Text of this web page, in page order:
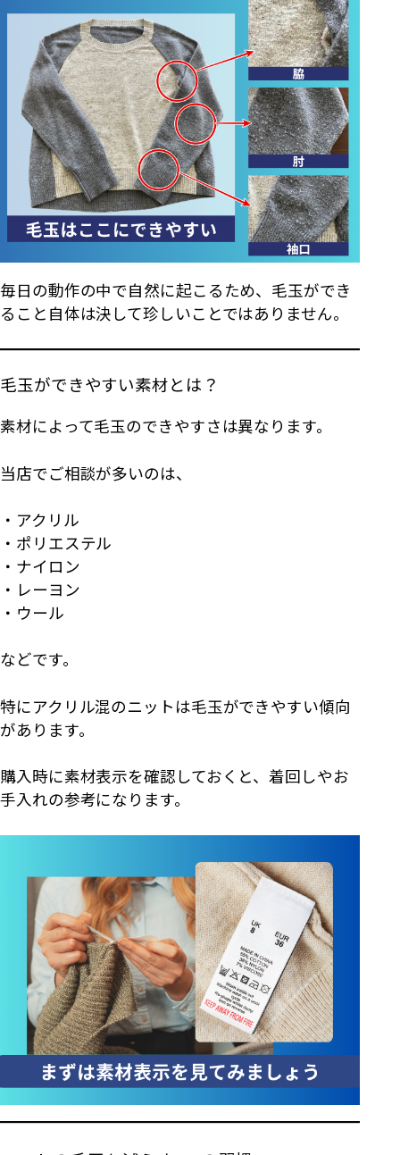
毎日の動作の中で自然に起こるため、毛玉ができ
ること自体は決して珍しいことではありません。
毛玉ができやすい素材とは？
素材によって毛玉のできやすさは異なります。
当店でご相談が多いのは、
・アクリル
・ポリエステル
・ナイロン
・レーヨン
・ウール
などです。
特にアクリル混のニットは毛玉ができやすい傾向
があります。
購入時に素材表示を確認しておくと、着回しやお
手入れの参考になります。